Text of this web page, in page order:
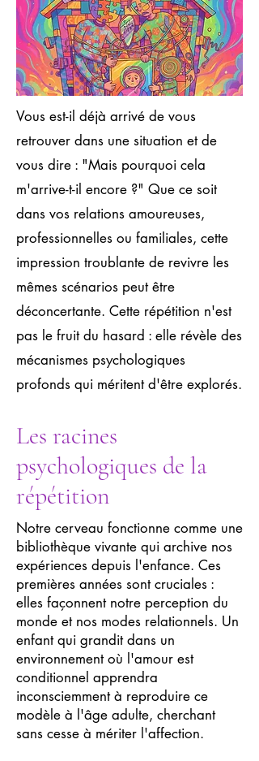
Vous est-il déjà arrivé de vous
retrouver dans une situation et de
vous dire : "Mais pourquoi cela
m'arrive-t-il encore ?" Que ce soit
dans vos relations amoureuses,
professionnelles ou familiales, cette
impression troublante de revivre les
mêmes scénarios peut être
déconcertante. Cette répétition n'est
pas le fruit du hasard : elle révèle des
mécanismes psychologiques
profonds qui méritent d'être explorés.
Les racines
psychologiques de la
répétition
Notre cerveau fonctionne comme une
bibliothèque vivante qui archive nos
expériences depuis l'enfance. Ces
premières années sont cruciales :
elles façonnent notre perception du
monde et nos modes relationnels. Un
enfant qui grandit dans un
environnement où l'amour est
conditionnel apprendra
inconsciemment à reproduire ce
modèle à l'âge adulte, cherchant
sans cesse à mériter l'affection.